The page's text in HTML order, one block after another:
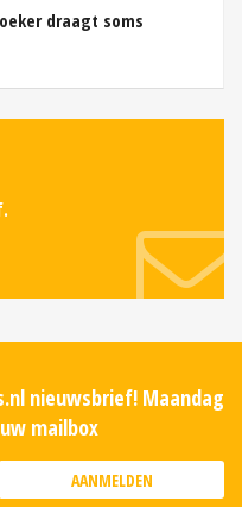
draagt soms
nieuwsbrief! Maandag
mailbox
AANMELDEN